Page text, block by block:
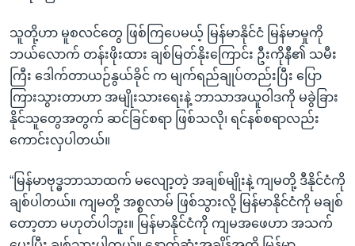
သူတို့ဟာ မူစလင်တွေ ဖြစ်ကြပေမယ့် မြန်မာနိုင်ငံ မြန်မာမှုကို
ဘယ်လောက် တန်းဖိုးထား ချစ်မြတ်နိုးကြောင်း ဦးကိုနီ၏ သမီး
ကြီး ဒေါက်တာယဉ်နွယ်ခိုင် က မျက်ရည်ချုပ်တည်းပြီး ပြော
ကြားသွားတာဟာ အမျိုးသားရေးနဲ့ ဘာသာအယူဝါဒကို မခွဲခြား
နိုင်သူတွေအတွက် ဆင်ခြင်စရာ ဖြစ်သလို၊ ရင်နစ်စရာလည်း
ကောင်းလှပါတယ်။
“မြန်မာဗုဒ္ဓဘာသာထက် မလျော့တဲ့ အချစ်မျိုးနဲ့ ကျမတို့ ဒီနိုင်ငံကို
ချစ်ပါတယ်။ ကျမတို့ အစ္စလာမ် ဖြစ်သွားလို့ မြန်မာနိုင်ငံကို မချစ်
တော့တာ မဟုတ်ပါဘူး။ မြန်မာနိုင်ငံကို ကျမအဖေဟာ အသက်